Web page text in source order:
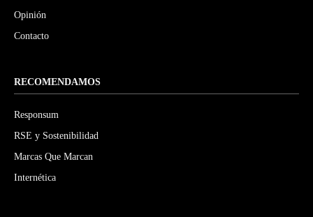
Opinión
Contacto
RECOMENDAMOS
Responsum
RSE y Sostenibilidad
Marcas Que Marcan
Internética